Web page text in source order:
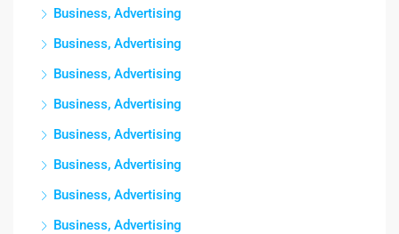
Business, Advertising
Business, Advertising
Business, Advertising
Business, Advertising
Business, Advertising
Business, Advertising
Business, Advertising
Business, Advertising